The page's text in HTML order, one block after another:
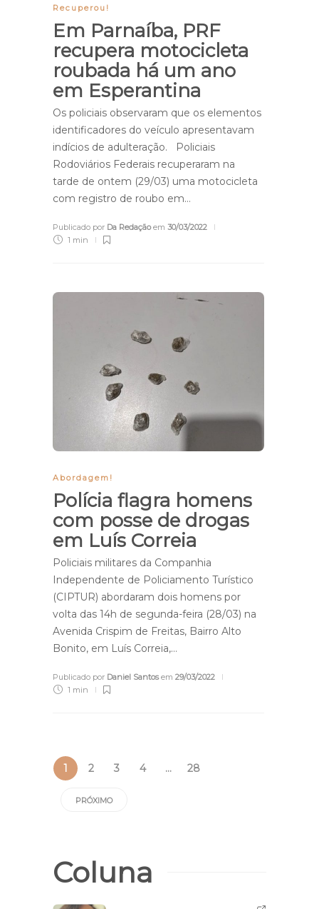
Recuperou!
Em Parnaíba, PRF
recupera motocicleta
roubada há um ano
em Esperantina
Os policiais observaram que os elementos
identificadores do veículo apresentavam
indícios de adulteração. Policiais
Rodoviários Federais recuperaram na
tarde de ontem (29/03) uma motocicleta
com registro de roubo em…
Publicado por Da Redaçãoem 30/03/2022
1 min
Abordagem!
Polícia flagra homens
com posse de drogas
em Luís Correia
Policiais militares da Companhia
Independente de Policiamento Turístico
(CIPTUR) abordaram dois homens por
volta das 14h de segunda-feira (28/03) na
Avenida Crispim de Freitas, Bairro Alto
Bonito, em Luís Correia,…
Publicado por Daniel Santosem 29/03/2022
1 min
1 2 3 4 … 28
PRÓXIMO
Coluna